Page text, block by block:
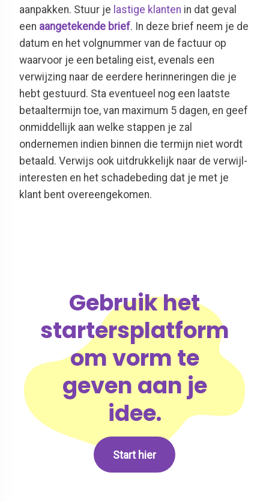
aanpakken. Stuur je lastige klanten in dat geval
een aangetekende brief. In deze brief neem je de
datum en het volgnummer van de factuur op
waarvoor je een betaling eist, evenals een
verwijzing naar de eerdere herinneringen die je
hebt gestuurd. Sta eventueel nog een laatste
betaaltermijn toe, van maximum 5 dagen, en geef
onmiddellijk aan welke stappen je zal
ondernemen indien binnen die termijn niet wordt
betaald. Verwijs ook uitdrukkelijk naar de verwijl­
interesten en het schadebeding dat je met je
klant bent overeengekomen.
Gebruik het
startersplatform
om vorm te
geven aan je
idee.
Start hier